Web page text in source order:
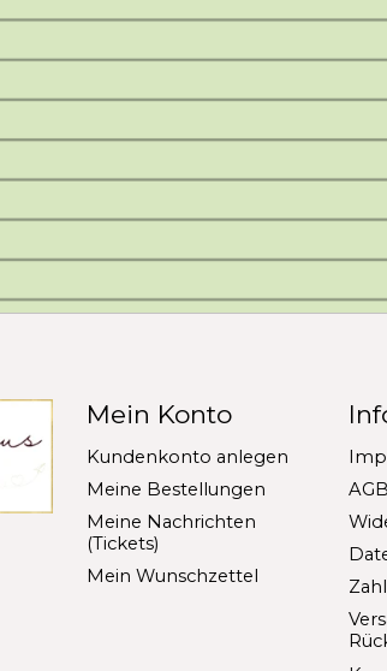
Mein Konto
Kundenkonto anlegen
Meine Bestellungen
Meine Nachrichten
(Tickets)
Mein Wunschzettel
AGB